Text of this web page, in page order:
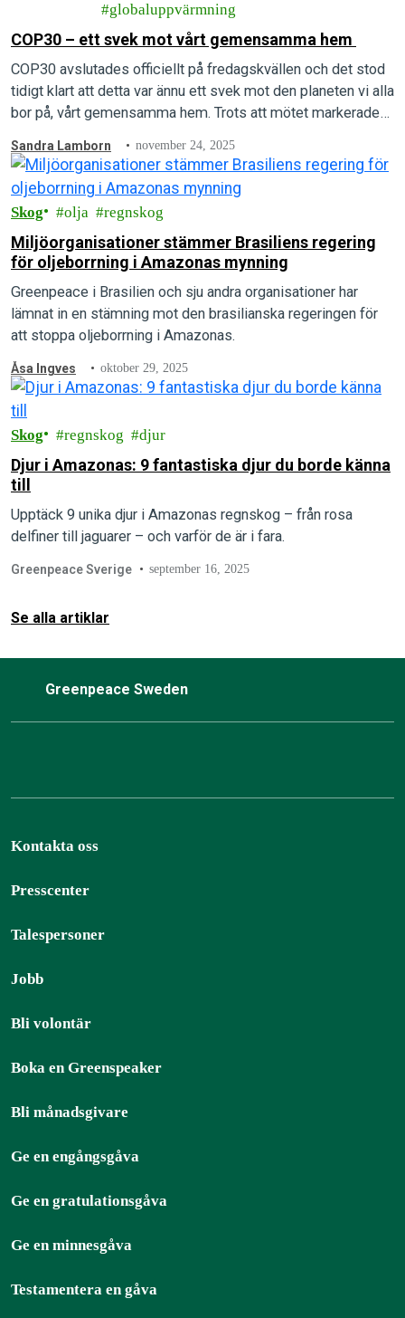
globaluppvärmning
COP30 – ett svek mot vårt gemensamma hem
COP30 avslutades officiellt på fredagskvällen och det stod
tidigt klart att detta var ännu ett svek mot den planeten vi alla
bor på, vårt gemensamma hem. Trots att mötet markerade…
Sandra Lamborn november 24, 2025
Skog olja regnskog
Miljöorganisationer stämmer Brasiliens regering
för oljeborrning i Amazonas mynning
Greenpeace i Brasilien och sju andra organisationer har
lämnat in en stämning mot den brasilianska regeringen för
att stoppa oljeborrning i Amazonas.
Åsa Ingves oktober 29, 2025
Skog regnskog djur
Djur i Amazonas: 9 fantastiska djur du borde känna
till
Upptäck 9 unika djur i Amazonas regnskog – från rosa
delfiner till jaguarer – och varför de är i fara.
Greenpeace Sverige september 16, 2025
Se alla artiklar
Greenpeace Sweden
Kontakta oss
Presscenter
Talespersoner
Jobb
Bli volontär
Boka en Greenspeaker
Bli månadsgivare
Ge en engångsgåva
Ge en gratulationsgåva
Ge en minnesgåva
Testamentera en gåva